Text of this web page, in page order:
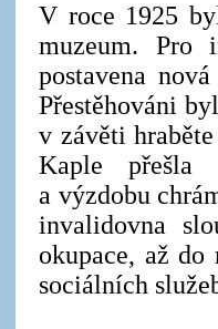
V roce 1925
muzeum. Pro
postavena
Přestěhováni
v závěti
Kaple přešla
a výzdobu
invalidovna
okupace, až
sociálních